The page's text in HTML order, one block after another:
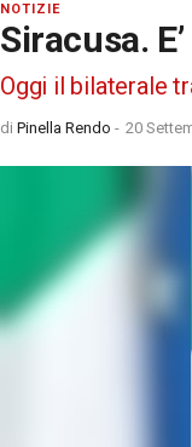
NOTIZIE
Siracusa.
Oggi il bilaterale
di Pinella Rendo - 20